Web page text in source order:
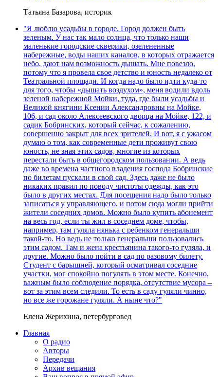
Татьяна Базарова, историк
"Я люблю усадьбы в городе. Город должен быть
зеленым. У нас так мало солнца, что только наши
маленькие городские скверики, озелененные
набережные, воды наших каналов, в которых отражается
небо, дают нам возможность дышать. Мне повезло,
потому что я провела свое детство и юность недалеко от
Театральной площади. И когда надо было идти куда-то
для того, чтобы «дышать воздухом», меня водили вдоль
зеленой набережной Мойки, туда, где были усадьбы и
Великой княгини Ксении Александровны на Мойке,
106, и сад около Алексеевского дворца на Мойке, 122, и
садик Бобринских, который сейчас, к сожалению,
совершенно закрыт для всех зрителей. И вот, я с ужасом
думаю о том, как современные дети проживут свою
юность, не зная этих садов, многие из которых
перестали быть в общегородском пользовании. А ведь
даже во времена частного владения господа Бобринские
по билетам пускали в свой сад. Здесь даже не было
никаких правил по поводу чистоты одежды, как это
было в других местах. Для посещения надо было только
записаться у управляющего, и потом сюда могли прийти
жители соседних домов. Можно было купить абонемент
на весь год, если ты жил в соседнем доме, чтобы,
например, там гуляла нянька с ребенком генеральши
такой-то. Но ведь не только генеральши пользовались
этим садом. Там и жена крестьянина такого-то гуляла, и
другие. Можно было пойти в сад по разовому билету.
Студент с барышней, который осматривал соседние
участки, мог спокойно погулять в этом месте. Конечно,
важным было соблюдение порядка, отсутствие мусора –
вот за этим всем следили. То есть в саду гуляли чинно,
но все же горожане гуляли. А ныне что?"
Елена Жерихина, петербурговед
Главная
О радио
Авторы
Передачи
Архив вещания